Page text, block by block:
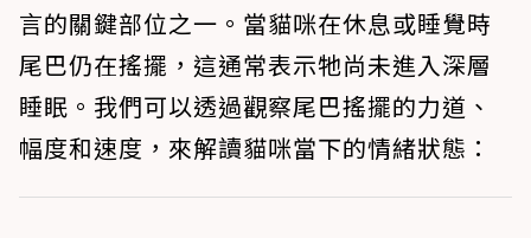
言的關鍵部位之一。當貓咪在休息或睡覺時
尾巴仍在搖擺，這通常表示牠尚未進入深層
睡眠 。我們可以透過觀察尾巴搖擺的力道、
幅度和速度，來解讀貓咪當下的情緒狀態：